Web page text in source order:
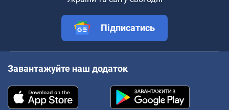
Підписатись
Завантажуйте наш додаток